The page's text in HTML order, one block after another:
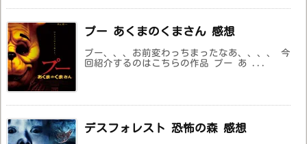
プー あくまのくまさん 感想
プー、、、お前変わっちまったなあ、、、、 今
回紹介するのはこちらの作品 プー あ ...
デスフォレスト 恐怖の森 感想